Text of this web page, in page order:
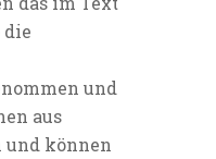
die
und
aus
und können